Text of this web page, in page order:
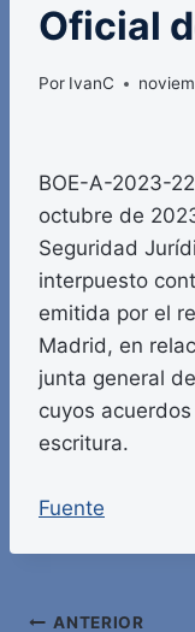
Oficial
Por IvanC
BOE-A-2023-
octubre de
Seguridad
interpuesto
emitida por el
Madrid, en
junta general
cuyos
escritura.
Fuente
ANTERIOR